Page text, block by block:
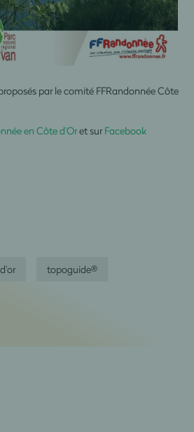
par le comité FFRandonnée Côte
en Côte d’Oret sur Facebook
topoguide®